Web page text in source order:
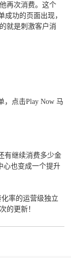
再次消费。这个
成功的页面出现，
就是刺激客户消
点击Play Now 马
继续消费多少金
心也变成一个提升
率的运营级独立
的更新！